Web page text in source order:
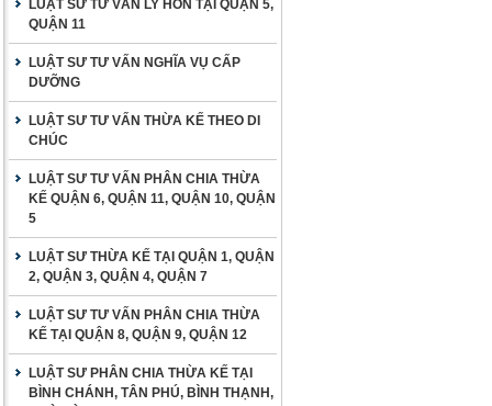
LUẬT SƯ TƯ VẤN LY HÔN TẠI QUẬN 5,
QUẬN 11
LUẬT SƯ TƯ VẤN NGHĨA VỤ CẤP
DƯỠNG
LUẬT SƯ TƯ VẤN THỪA KẾ THEO DI
CHÚC
LUẬT SƯ TƯ VẤN PHÂN CHIA THỪA
KẾ QUẬN 6, QUẬN 11, QUẬN 10, QUẬN
5
LUẬT SƯ THỪA KẾ TẠI QUẬN 1, QUẬN
2, QUẬN 3, QUẬN 4, QUẬN 7
LUẬT SƯ TƯ VẤN PHÂN CHIA THỪA
KẾ TẠI QUẬN 8, QUẬN 9, QUẬN 12
LUẬT SƯ PHÂN CHIA THỪA KẾ TẠI
BÌNH CHÁNH, TÂN PHÚ, BÌNH THẠNH,